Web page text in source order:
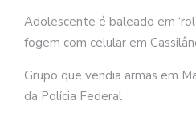
Adolescente é baleado em
fogem com celular em
Grupo que vendia armas em
da Polícia Federal